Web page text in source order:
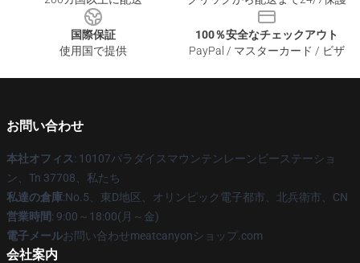
国際保証
使用国で提供
100％安全なチェックアウト
PayPal / マスターカード / ビザ
お問い合わせ
本社オフィス: 10107パラダイスマウンテンレーンビーステーショ
ン、Tn 37708、私たち
私達の倉庫:No.5、東D地区、オリンピック電子都市、北兵衛市、CN
営業時間: 9:00～18:00(月～金)
電子メールお問い合わせmeatcanyonショップ.com
会社案内